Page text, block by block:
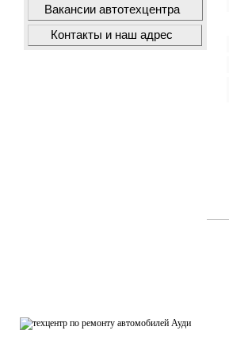
Вакансии автотехцентра
Контакты и наш адрес